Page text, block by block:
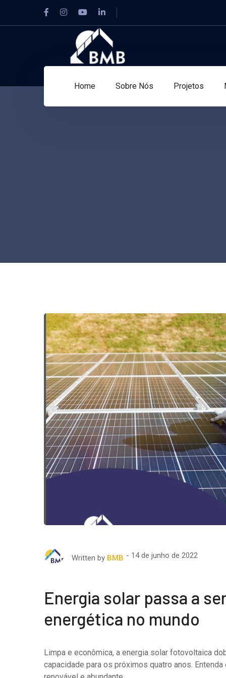
Facebook
Instagram
Profile
Youtube
Profile
LinkedIn
Profile
Home Sobre Nós Projetos
Written by BMB 14 de junho de 2022
Energia solar passa a
energética no mundo
Limpa e econômica, a energia solar fotovoltaica
capacidade para os próximos quatro anos.